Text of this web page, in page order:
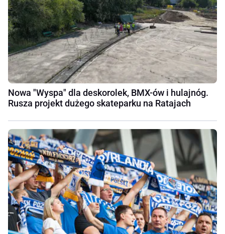
Nowa "Wyspa" dla deskorolek, BMX-ów i hulajnóg.
Rusza projekt dużego skateparku na Ratajach